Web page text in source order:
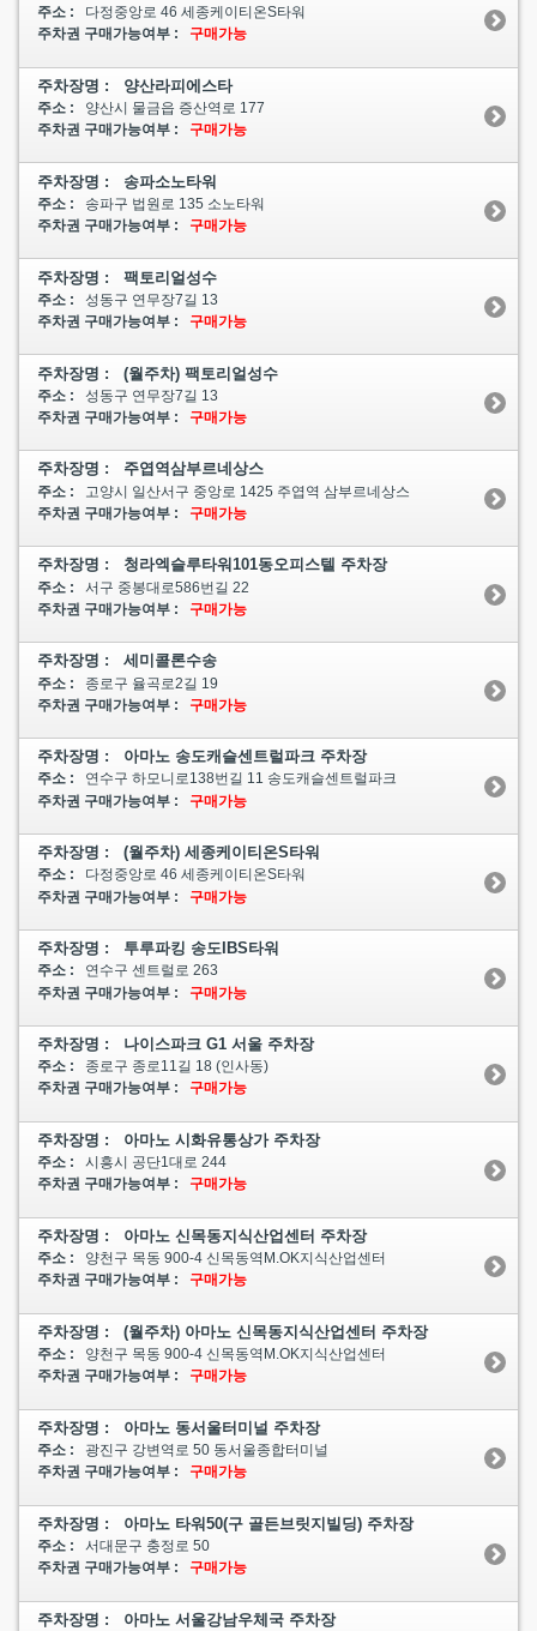
주소 :
다정중앙로 46 세종케이티온S타워
주차권 구매가능여부 :
구매가능
주차장명 : 양산라피에스타
주소 :
양산시 물금읍 증산역로 177
주차권 구매가능여부 :
구매가능
주차장명 : 송파소노타워
주소 :
송파구 법원로 135 소노타워
주차권 구매가능여부 :
구매가능
주차장명 : 팩토리얼성수
주소 :
성동구 연무장7길 13
주차권 구매가능여부 :
구매가능
주차장명 : (월주차) 팩토리얼성수
주소 :
성동구 연무장7길 13
주차권 구매가능여부 :
구매가능
주차장명 : 주엽역삼부르네상스
주소 :
고양시 일산서구 중앙로 1425 주엽역 삼부르네상스
주차권 구매가능여부 :
구매가능
주차장명 : 청라엑슬루타워101동오피스텔 주차장
주소 :
서구 중봉대로586번길 22
주차권 구매가능여부 :
구매가능
주차장명 : 세미콜론수송
주소 :
종로구 율곡로2길 19
주차권 구매가능여부 :
구매가능
주차장명 : 아마노 송도캐슬센트럴파크 주차장
주소 :
연수구 하모니로138번길 11 송도캐슬센트럴파크
주차권 구매가능여부 :
구매가능
주차장명 : (월주차) 세종케이티온S타워
주소 :
다정중앙로 46 세종케이티온S타워
주차권 구매가능여부 :
구매가능
주차장명 : 투루파킹 송도IBS타워
주소 :
연수구 센트럴로 263
주차권 구매가능여부 :
구매가능
주차장명 : 나이스파크 G1 서울 주차장
주소 :
종로구 종로11길 18 (인사동)
주차권 구매가능여부 :
구매가능
주차장명 : 아마노 시화유통상가 주차장
주소 :
시흥시 공단1대로 244
주차권 구매가능여부 :
구매가능
주차장명 : 아마노 신목동지식산업센터 주차장
주소 :
양천구 목동 900-4 신목동역M.OK지식산업센터
주차권 구매가능여부 :
구매가능
주차장명 : (월주차) 아마노 신목동지식산업센터 주차장
주소 :
양천구 목동 900-4 신목동역M.OK지식산업센터
주차권 구매가능여부 :
구매가능
주차장명 : 아마노 동서울터미널 주차장
주소 :
광진구 강변역로 50 동서울종합터미널
주차권 구매가능여부 :
구매가능
주차장명 : 아마노 타워50(구 골든브릿지빌딩) 주차장
주소 :
서대문구 충정로 50
주차권 구매가능여부 :
구매가능
주차장명 : 아마노 서울강남우체국 주차장